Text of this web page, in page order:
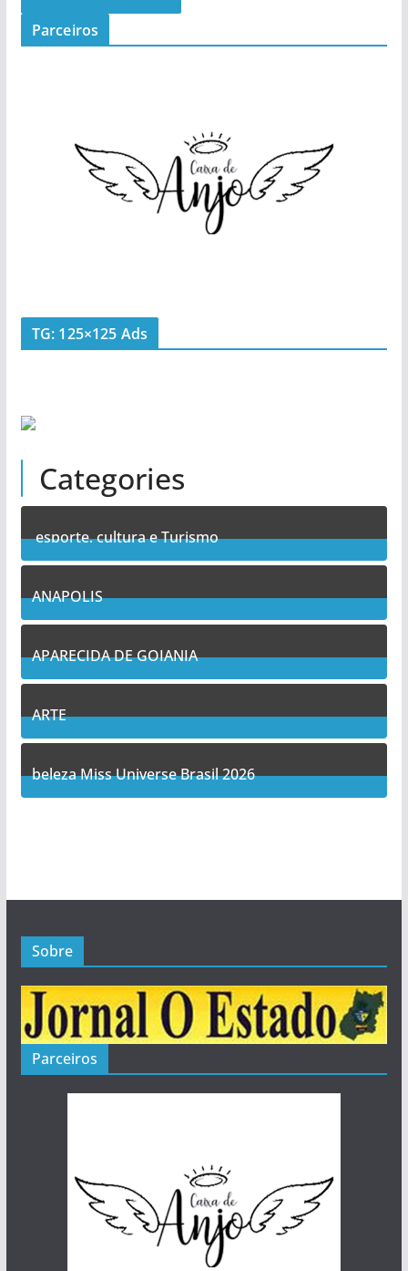
Parceiros
TG: 125×125 Ads
Categories
esporte, cultura e Turismo
7Posts
ANAPOLIS
11Posts
APARECIDA DE GOIANIA
14Posts
ARTE
5Posts
beleza Miss Universe Brasil 2026
Sobre
Parceiros